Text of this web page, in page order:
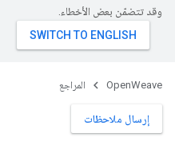
وقد تتضمّن بعض الأخطاء.
OpenWeave المراجع
إرسال ملاحظات